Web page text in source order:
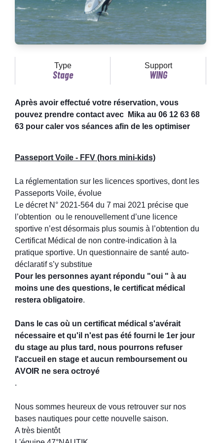
Type
Stage
Support
WING
Après avoir effectué votre réservation, vous
pouvez prendre contact avec Mika au 06 12 63 68
63 pour caler vos séances afin de les optimiser
Passeport Voile - FFV (hors mini-kids)
La réglementation sur les licences sportives, dont les
Passeports Voile, évolue
Le décret N° 2021-564 du 7 mai 2021 précise que
l’obtention ou le renouvellement d’une licence
sportive n’est désormais plus soumis à l’obtention du
Certificat Médical de non contre-indication à la
pratique sportive. Un questionnaire de santé auto-
déclaratif s’y substitue
Pour les personnes ayant répondu "oui " à au
moins une des questions, le certificat médical
restera obligatoire.
Dans le cas où un certificat médical s'avérait
nécessaire et qu'il n'est pas été fourni le 1er jour
du stage au plus tard, nous pourrons refuser
l'accueil en stage et aucun remboursement ou
AVOIR ne sera octroyé
.
Nous sommes heureux de vous retrouver sur nos
bases nautiques pour cette nouvelle saison.
A très bientôt